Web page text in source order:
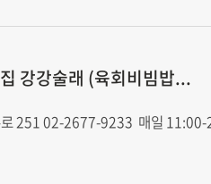
강강술래 (육회비빔밥...
로 251 02-2677-9233 ️ 매일